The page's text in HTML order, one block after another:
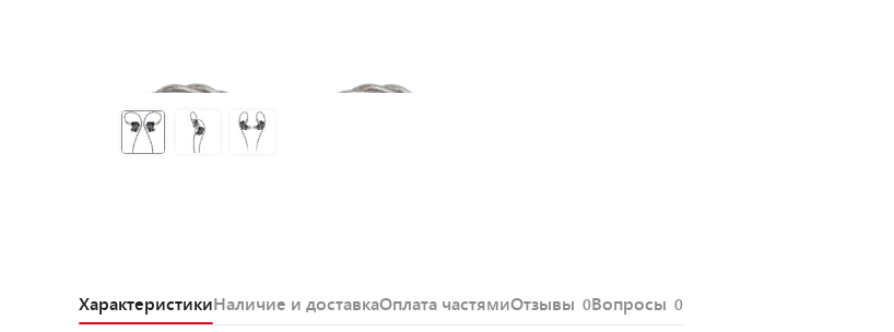
ХарактеристикиНаличие и доставкаОплата частямиОтзывы 0Вопросы 0